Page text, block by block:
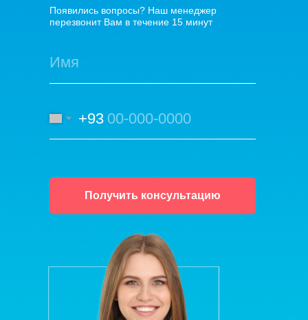
Появились вопросы? Наш менеджер
перезвонит Вам в течение 15 минут
+93
Получить консультацию